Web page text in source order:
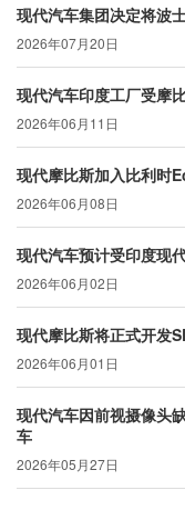
现代汽车集团决定将波
2026年07月20日
现代汽车印度工厂受摩
2026年06月11日
现代摩比斯加入比利时
2026年06月08日
现代汽车预计受印度现
2026年06月02日
现代摩比斯将正式开发
2026年06月01日
现代汽车因前视摄像头
车
2026年05月27日